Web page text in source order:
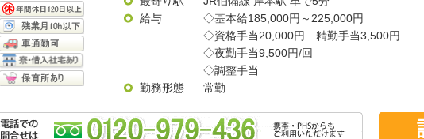
給与
◇基本給185,000円～225,000円
◇資格手当20,000円 精勤手当3,500円
◇夜勤手当9,500円/回
◇調整手当
勤務形態
常勤